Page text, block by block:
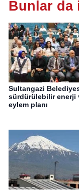
Bunlar da
Sultangazi
sürdürülebilir enerji
eylem planı